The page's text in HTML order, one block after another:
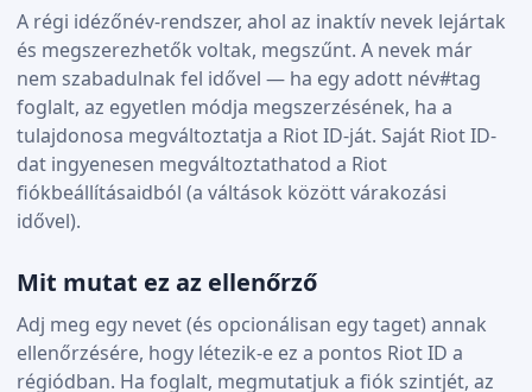
A régi idézőnév-rendszer, ahol az inaktív nevek lejártak
és megszerezhetők voltak, megszűnt. A nevek már
nem szabadulnak fel idővel — ha egy adott név#tag
foglalt, az egyetlen módja megszerzésének, ha a
tulajdonosa megváltoztatja a Riot ID-ját. Saját Riot ID-
dat ingyenesen megváltoztathatod a Riot
fiókbeállításaidból (a váltások között várakozási
idővel).
Mit mutat ez az ellenőrző
Adj meg egy nevet (és opcionálisan egy taget) annak
ellenőrzésére, hogy létezik-e ez a pontos Riot ID a
régiódban. Ha foglalt, megmutatjuk a fiók szintjét, az